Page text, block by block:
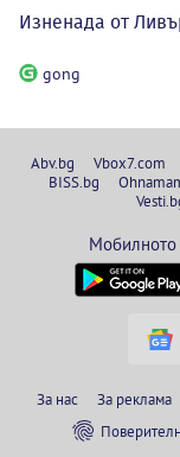
Изненада от
gong
Abv.bg Vbox7.com
BISS.bg
За нас За реклама